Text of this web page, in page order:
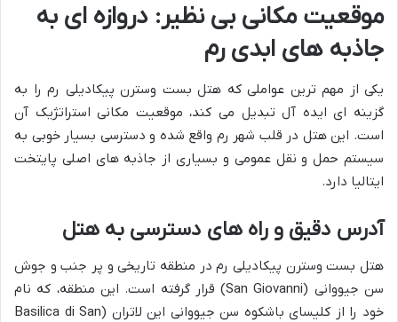
موقعیت مکانی بی نظیر: دروازه ای به
جاذبه های ابدی رم
یکی از مهم ترین عواملی که هتل بست وسترن پیکادیلی رم را به
گزینه ای ایده آل تبدیل می کند، موقعیت مکانی استراتژیک آن
است. این هتل در قلب شهر رم واقع شده و دسترسی بسیار خوبی به
سیستم حمل و نقل عمومی و بسیاری از جاذبه های اصلی پایتخت
ایتالیا دارد.
آدرس دقیق و راه های دسترسی به هتل
هتل بست وسترن پیکادیلی رم در منطقه تاریخی و پر جنب و جوش
سن جیووانی (San Giovanni) قرار گرفته است. این منطقه، که نام
خود را از کلیسای باشکوه سن جیووانی این لاتران (Basilica di San